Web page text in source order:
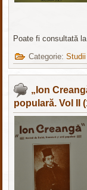
Poate fi consultată
Categorie:
„Ion
populară. Vol II